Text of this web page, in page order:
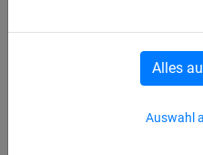
Auswahl
Alles